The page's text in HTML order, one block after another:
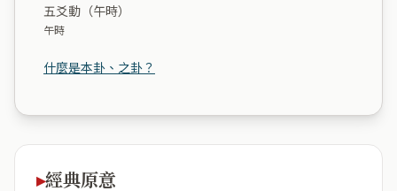
五爻動（午時）
午時
什麼是本卦、之卦？
經典原意